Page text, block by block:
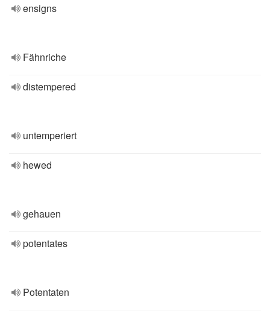
ensigns
Fähnriche
distempered
untemperiert
hewed
gehauen
potentates
Potentaten